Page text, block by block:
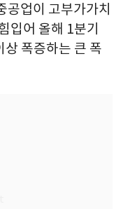
업이 고부가가치
입어 올해 1분기
폭증하는 큰 폭